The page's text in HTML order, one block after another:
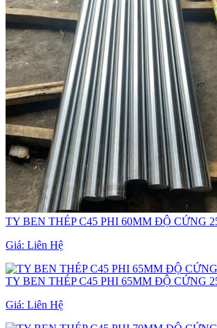
TY BEN THÉP C45 PHI 60MM ĐỘ CỨNG
Giá: Liên Hệ
TY BEN THÉP C45 PHI 65MM ĐỘ CỨNG
Giá: Liên Hệ